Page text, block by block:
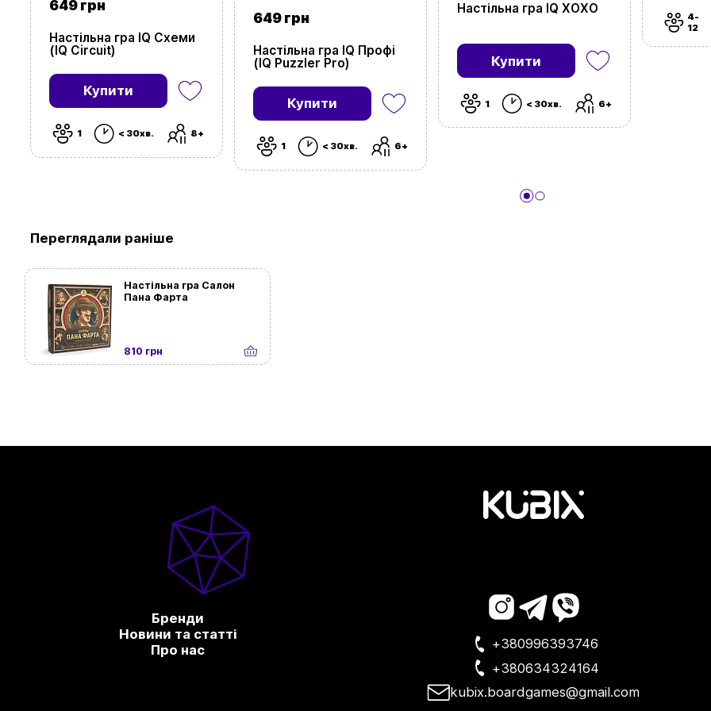
649 грн
Настільна гра IQ Схеми
(IQ Circuit)
Купити
1 < 30хв. 8+
649 грн
Настільна гра IQ Профі
(IQ Puzzler Pro)
Купити
1 < 30хв. 6+
Настільна гра IQ XOXO
Купити
1 < 30хв. 6+
4-
12
Переглядали раніше
Настільна гра Салон
Пана Фарта
810 грн
Бренди
Новини та статті
Про нас
+380996393746
+380634324164
kubix.boardgames@gmail.com